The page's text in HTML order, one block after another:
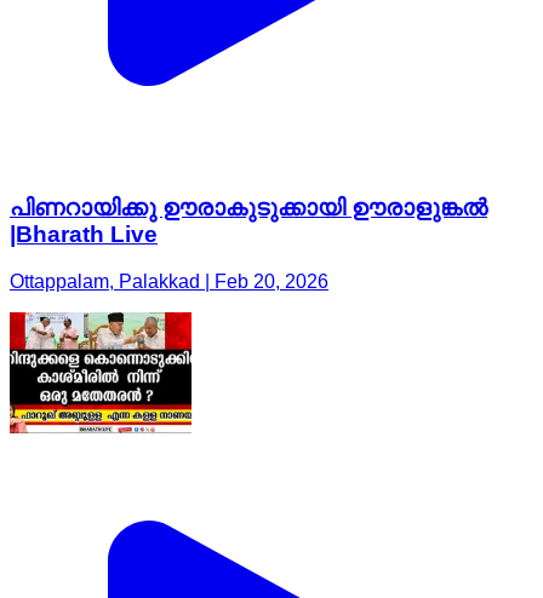
പിണറായിക്കു ഊരാകുടുക്കായി ഊരാളുങ്കൽ
|Bharath Live
Ottappalam, Palakkad | Feb 20, 2026